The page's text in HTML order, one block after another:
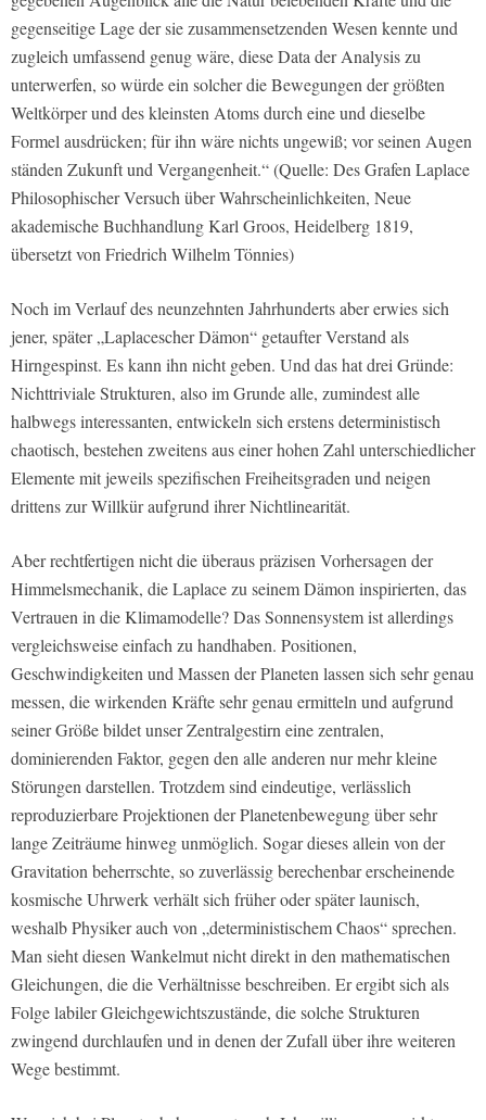
gegenseitige Lage der sie zusammensetzenden Wesen kennte und
zugleich umfassend genug wäre, diese Data der Analysis zu
unterwerfen, so würde ein solcher die Bewegungen der größten
Weltkörper und des kleinsten Atoms durch eine und dieselbe
Formel ausdrücken; für ihn wäre nichts ungewiß; vor seinen Augen
ständen Zukunft und Vergangenheit.“ (Quelle: Des Grafen Laplace
Philosophischer Versuch über Wahrscheinlichkeiten, Neue
akademische Buchhandlung Karl Groos, Heidelberg 1819,
übersetzt von Friedrich Wilhelm Tönnies)
Noch im Verlauf des neunzehnten Jahrhunderts aber erwies sich
jener, später „Laplacescher Dämon“ getaufter Verstand als
Hirngespinst. Es kann ihn nicht geben. Und das hat drei Gründe:
Nichttriviale Strukturen, also im Grunde alle, zumindest alle
halbwegs interessanten, entwickeln sich erstens deterministisch
chaotisch, bestehen zweitens aus einer hohen Zahl unterschiedlicher
Elemente mit jeweils spezifischen Freiheitsgraden und neigen
drittens zur Willkür aufgrund ihrer Nichtlinearität.
Aber rechtfertigen nicht die überaus präzisen Vorhersagen der
Himmelsmechanik, die Laplace zu seinem Dämon inspirierten, das
Vertrauen in die Klimamodelle? Das Sonnensystem ist allerdings
vergleichsweise einfach zu handhaben. Positionen,
Geschwindigkeiten und Massen der Planeten lassen sich sehr genau
messen, die wirkenden Kräfte sehr genau ermitteln und aufgrund
seiner Größe bildet unser Zentralgestirn eine zentralen,
dominierenden Faktor, gegen den alle anderen nur mehr kleine
Störungen darstellen. Trotzdem sind eindeutige, verlässlich
reproduzierbare Projektionen der Planetenbewegung über sehr
lange Zeiträume hinweg unmöglich. Sogar dieses allein von der
Gravitation beherrschte, so zuverlässig berechenbar erscheinende
kosmische Uhrwerk verhält sich früher oder später launisch,
weshalb Physiker auch von „deterministischem Chaos“ sprechen.
Man sieht diesen Wankelmut nicht direkt in den mathematischen
Gleichungen, die die Verhältnisse beschreiben. Er ergibt sich als
Folge labiler Gleichgewichtszustände, die solche Strukturen
zwingend durchlaufen und in denen der Zufall über ihre weiteren
Wege bestimmt.